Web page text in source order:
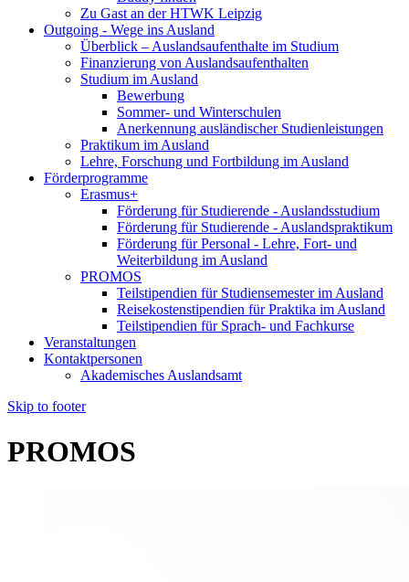
Zu Gast an der HTWK Leipzig
Outgoing - Wege ins Ausland
Überblick – Auslandsaufenthalte im Studium
Finanzierung von Auslandsaufenthalten
Studium im Ausland
Bewerbung
Sommer- und Winterschulen
Anerkennung ausländischer Studienleistungen
Praktikum im Ausland
Lehre, Forschung und Fortbildung im Ausland
Förderprogramme
Erasmus+
Förderung für Studierende - Auslandsstudium
Förderung für Studierende - Auslandspraktikum
Förderung für Personal - Lehre, Fort- und
Weiterbildung im Ausland
PROMOS
Teilstipendien für Studiensemester im Ausland
Reisekostenstipendien für Praktika im Ausland
Teilstipendien für Sprach- und Fachkurse
Veranstaltungen
Kontaktpersonen
Akademisches Auslandsamt
Skip to footer
PROMOS